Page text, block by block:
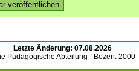
Letzte Änderung: 07.08.2026
Pädagogische Abteilung - Bozen. 2000